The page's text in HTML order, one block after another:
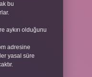
bu
aykırı olduğunu
adresine
yasal süre